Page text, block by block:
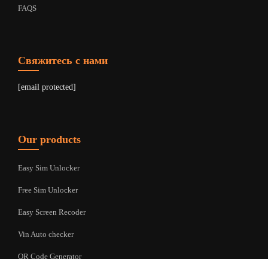
FAQS
Свяжитесь с нами
[email protected]
Our products
Easy Sim Unlocker
Free Sim Unlocker
Easy Screen Recoder
Vin Auto checker
QR Code Generator